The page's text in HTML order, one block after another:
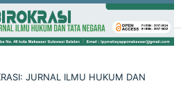
JURNAL ILMU HUKUM DAN